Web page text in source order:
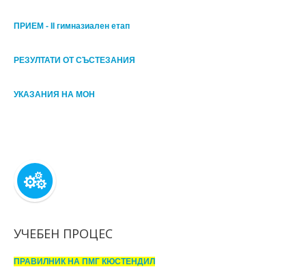
ПРИЕМ - II гимназиален етап
РЕЗУЛТАТИ ОТ СЪСТЕЗАНИЯ
УКАЗАНИЯ НА МОН
УЧЕБЕН ПРОЦЕС
ПРАВИЛНИК НА ПМГ КЮСТЕНДИЛ